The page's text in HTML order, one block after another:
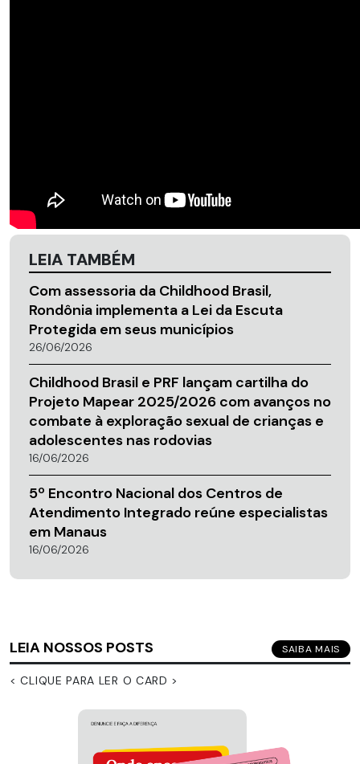
LEIA TAMBÉM
Com assessoria da Childhood Brasil,
Rondônia implementa a Lei da Escuta
Protegida em seus municípios
26/06/2026
Childhood Brasil e PRF lançam cartilha do
Projeto Mapear 2025/2026 com avanços no
combate à exploração sexual de crianças e
adolescentes nas rodovias
16/06/2026
5º Encontro Nacional dos Centros de
Atendimento Integrado reúne especialistas
em Manaus
16/06/2026
LEIA NOSSOS POSTS SAIBA MAIS
< CLIQUE PARA LER O CARD >